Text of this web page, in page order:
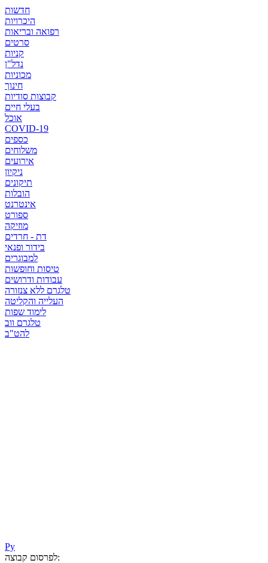
חדשות
היכרויות
רפואה ובריאות
סרטים
קניות
נדל"ן
מכוניות
חינוך
קבוצות סודיות
בעלי חיים
אוכל
COVID-19
כספים
משלוחים
אירועים
ניקיון
תיקונים
הובלות
אינטרנט
ספורט
מוזיקה
דת - חרדים
בידור ופנאי
למבוגרים
טיסות וחופשות
עבודות ודרושים
טלגרם ללא צנזורה
העלייה והקליטה
לימוד שפות
טלגרם ווב
להט"ב
Ру
לפרסום קבוצה: